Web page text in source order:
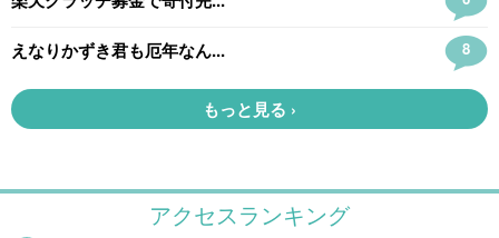
アクセスランキング